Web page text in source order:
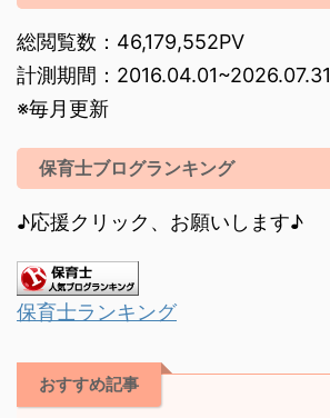
総閲覧数：46,179,552PV
計測期間：2016.04.01~2026.07.31
※毎月更新
保育士ブログランキング
♪応援クリック、お願いします♪
保育士ランキング
おすすめ記事